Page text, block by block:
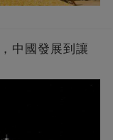
中國發展到讓